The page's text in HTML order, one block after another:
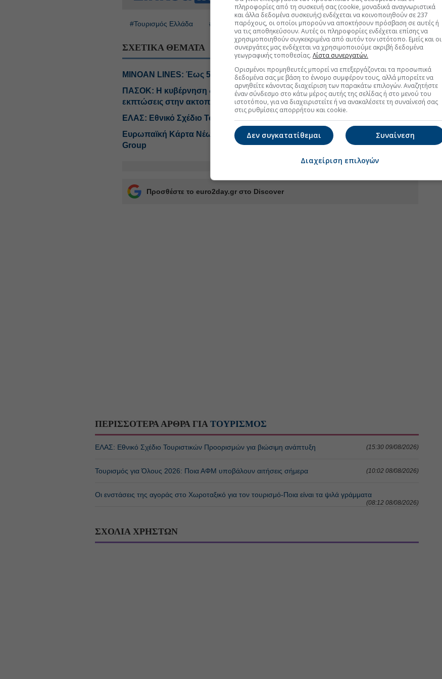
#Τουρισμός Ελλάδα #Ακτοπλοϊκές μετακινήσεις
ΣΧΕΤΙΚΑ ΘΕΜΑΤΑ
MINOAN LINES: Έως 50% έκπτωση για ταξίδια στη Μήλο
ΠΑΣΟΚ: Η κυβέρνηση δεν έκανε τίποτα για οργανωμένες κοινωνικές
εκπτώσεις στην ακτοπλοϊα
ΕΛΑΣ: Εθνικό Σχέδιο Τουριστικών Προορισμών για βιώσιμη ανάπτυξη
Ευρωπαϊκή Κάρτα Νέων: Έκπτωση 20% στα ακτοπλοϊκά με την Attica
Group
Προσθέστε το euro2day.gr στο Discover
ΠΕΡΙΣΣΟΤΕΡΑ ΑΡΘΡΑ ΓΙΑ ΤΟΥΡΙΣΜΟΣ
ΕΛΑΣ: Εθνικό Σχέδιο Τουριστικών Προορισμών για βιώσιμη ανάπτυξη (15:30 09/08/2026)
Τουρισμός για Όλους 2026: Ποια ΑΦΜ υποβάλουν αιτήσεις σήμερα (10:02 08/08/2026)
Οι ενστάσεις της αγοράς στο Χωροταξικό για τον τουρισμό-Ποια είναι τα ψιλά γράμματα
(08:12 08/08/2026)
ΣΧΟΛΙΑ ΧΡΗΣΤΩΝ
πληροφορίες από τη συσκευή σας (cookie, μοναδικά αναγνωριστικά
και άλλα δεδομένα συσκευής) ενδέχεται να κοινοποιηθούν σε 237
παρόχους, οι οποίοι μπορούν να αποκτήσουν πρόσβαση σε αυτές ή
να τις αποθηκεύσουν. Αυτές οι πληροφορίες ενδέχεται επίσης να
χρησιμοποιηθούν συγκεκριμένα από αυτόν τον ιστότοπο. Εμείς και οι
συνεργάτες μας ενδέχεται να χρησιμοποιούμε ακριβή δεδομένα
γεωγραφικής τοποθεσίας. Λίστα συνεργατών.
Ορισμένοι προμηθευτές μπορεί να επεξεργάζονται τα προσωπικά
δεδομένα σας με βάση το έννομο συμφέρον τους, αλλά μπορείτε να
αρνηθείτε κάνοντας διαχείριση των παρακάτω επιλογών. Αναζητήστε
έναν σύνδεσμο στο κάτω μέρος αυτής της σελίδας ή στο μενού του
ιστοτόπου, για να διαχειριστείτε ή να ανακαλέσετε τη συναίνεσή σας
στις ρυθμίσεις απορρήτου και cookie.
Συναίνεση
Δεν συγκατατίθεμαι
Διαχείριση επιλογών